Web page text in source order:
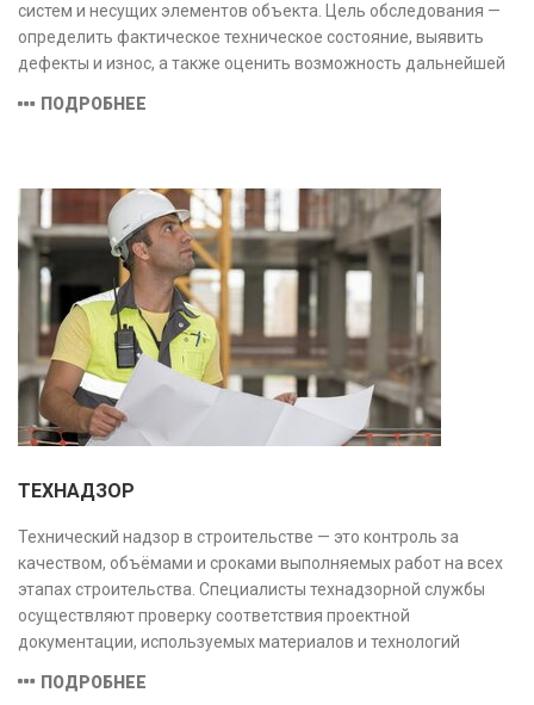
систем и несущих элементов объекта. Цель обследования —
определить фактическое техническое состояние, выявить
дефекты и износ, а также оценить возможность дальнейшей
ПОДРОБНЕЕ
ТЕХНАДЗОР
Технический надзор в строительстве — это контроль за
качеством, объёмами и сроками выполняемых работ на всех
этапах строительства. Специалисты технадзорной службы
осуществляют проверку соответствия проектной
документации, используемых материалов и технологий
безопасность и надёжность объекта.
ПОДРОБНЕЕ